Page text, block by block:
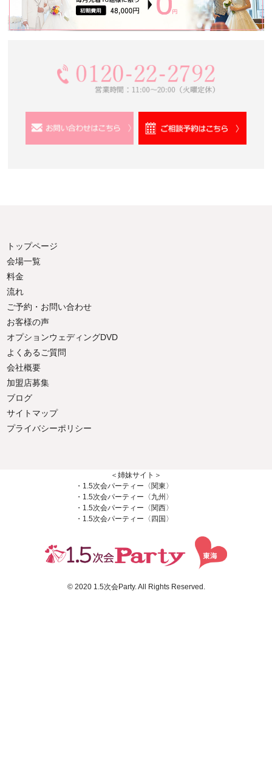
トップページ
会場一覧
料金
流れ
ご予約・お問い合わせ
お客様の声
オプションウェディングDVD
よくあるご質問
会社概要
加盟店募集
ブログ
サイトマップ
プライバシーポリシー
＜姉妹サイト＞
・1.5次会パーティー〈関東〉
・1.5次会パーティー〈九州〉
・1.5次会パーティー〈関西〉
・1.5次会パーティー〈四国〉
© 2020 1.5次会Party. All Rights Reserved.